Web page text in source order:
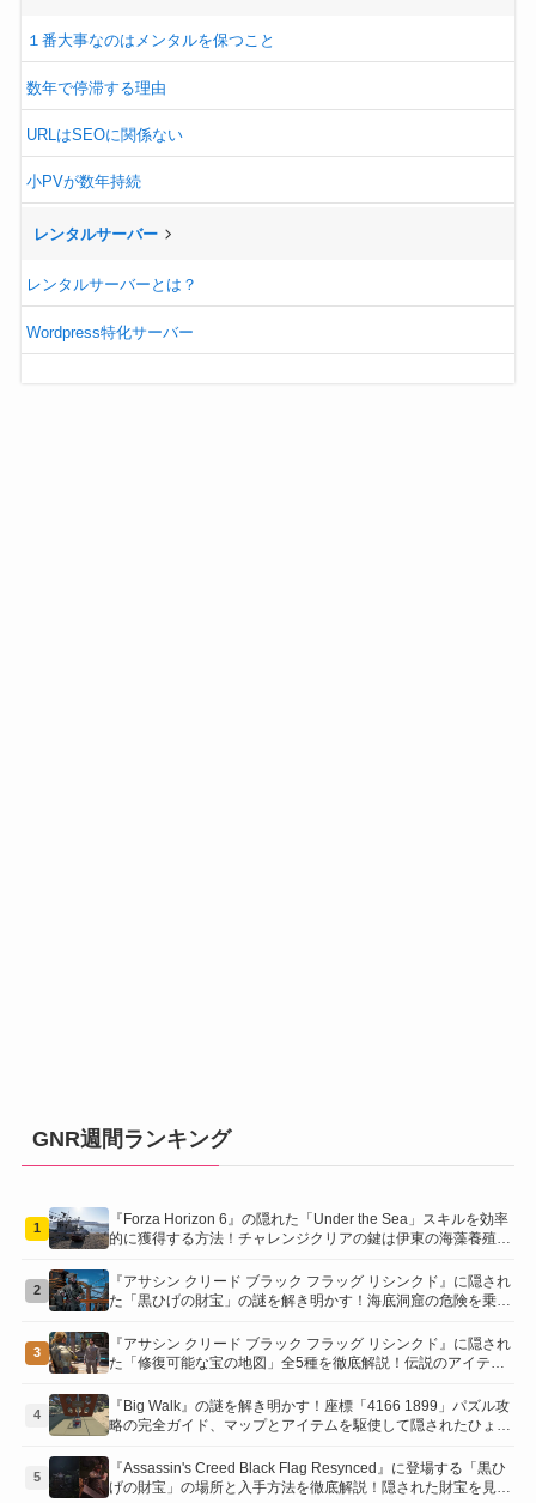
１番大事なのはメンタルを保つこと
数年で停滞する理由
URLはSEOに関係ない
小PVが数年持続
レンタルサーバー
レンタルサーバーとは？
Wordpress特化サーバー
GNR週間ランキング
1
『Forza Horizon 6』の隠れた「Under the Sea」スキルを効率
的に獲得する方法！チャレンジクリアの鍵は伊東の海藻養殖場
2
『アサシン クリード ブラック フラッグ リシンクド』に隠され
た「黒ひげの財宝」の謎を解き明かす！海底洞窟の危険を乗り
3
『アサシン クリード ブラック フラッグ リシンクド』に隠され
た「修復可能な宝の地図」全5種を徹底解説！伝説のアイテム
コツを紹介！
4
『Big Walk』の謎を解き明かす！座標「4166 1899」パズル攻
略の完全ガイド、マップとアイテムを駆使して隠されたひょう
5
『Assassin's Creed Black Flag Resynced』に登場する「黒ひ
げの財宝」の場所と入手方法を徹底解説！隠された財宝を見つ